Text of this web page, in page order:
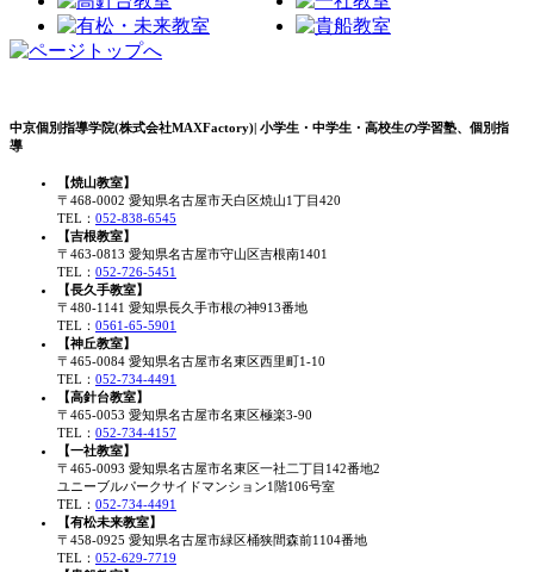
中京個別指導学院(株式会社MAXFactory)| 小学生・中学生・高校生の学習塾、個別指
導
【焼山教室】
〒468-0002 愛知県名古屋市天白区焼山1丁目420
TEL： 052-838-6545
【吉根教室】
〒463-0813 愛知県名古屋市守山区吉根南1401
TEL： 052-726-5451
【長久手教室】
〒480-1141 愛知県長久手市根の神913番地
TEL： 0561-65-5901
【神丘教室】
〒465-0084 愛知県名古屋市名東区西里町1-10
TEL： 052-734-4491
【高針台教室】
〒465-0053 愛知県名古屋市名東区極楽3-90
TEL： 052-734-4157
【一社教室】
〒465-0093 愛知県名古屋市名東区一社二丁目142番地2
ユニーブルパークサイドマンション1階106号室
TEL： 052-734-4491
【有松未来教室】
〒458-0925 愛知県名古屋市緑区桶狭間森前1104番地
TEL： 052-629-7719